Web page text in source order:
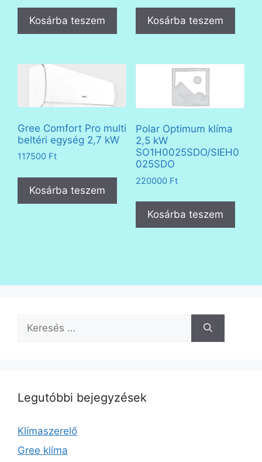
Kosárba teszem Kosárba teszem
Gree Comfort Pro multi
beltéri egység 2,7 kW
117500 Ft
Kosárba teszem
Polar Optimum klíma
2,5 kW
SO1H0025SDO/SIEH0
025SDO
220000 Ft
Kosárba teszem
Keresés:
Legutóbbi bejegyzések
Klímaszerelő
Gree klíma